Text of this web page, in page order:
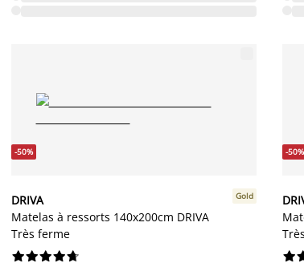
-50%
DRIVA
Matelas à ressorts 140x200cm DRIVA
Très ferme
Gold






-50%

